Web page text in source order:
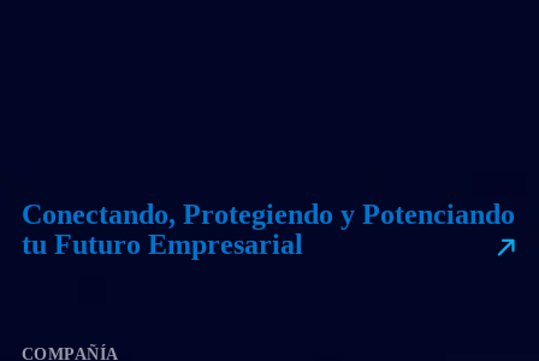
Conectando, Protegiendo y Potenciando
tu Futuro Empresarial
COMPAÑÍA